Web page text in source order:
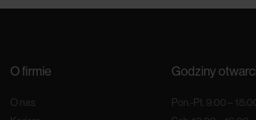
O firmie
O nas
Godziny
Pon.-Pt. 9:00 –